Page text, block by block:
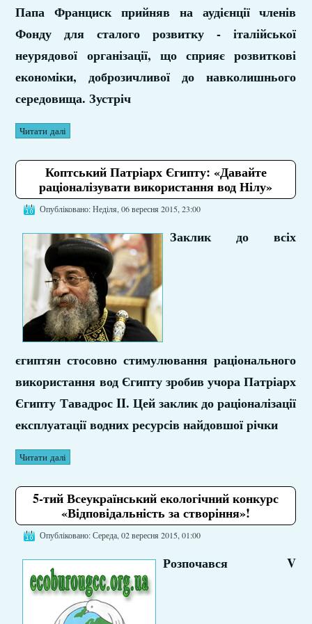
Папа Франциск прийняв на аудієнції членів
Фонду для сталого розвитку - італійської
неурядової організації, що сприяє розвиткові
економіки, доброзичливої до навколишнього
середовища. Зустріч
Читати далі
Коптський Патріарх Єгипту: «Давайте
раціоналізувати використання вод Нілу»
Опубліковано: Неділя, 06 вересня 2015, 23:00
Заклик до всіх
єгиптян стосовно стимулювання раціонального
використання вод Єгипту зробив учора Патріарх
Єгипту Тавадрос II. Цей заклик до раціоналізації
експлуатації водних ресурсів найдовшої річки
Читати далі
5-тий Всеукраїнський екологічний конкурс
«Відповідальність за створіння»!
Опубліковано: Середа, 02 вересня 2015, 01:00
Розпочався V